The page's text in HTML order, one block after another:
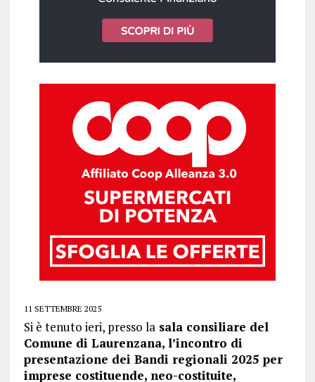
11 SETTEMBRE 2025
Si è tenuto ieri, presso lasala consiliare del
Comune di Laurenzana, l’incontro di
presentazione dei Bandi regionali 2025 per
imprese costituende, neo-costituite,